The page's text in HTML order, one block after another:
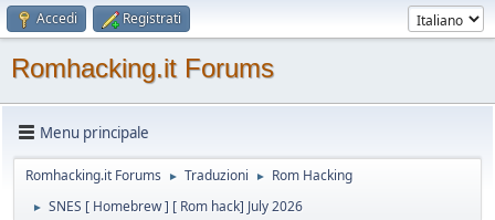
Accedi Registrati
Romhacking.it Forums
Menu principale
Romhacking.it Forums ► Traduzioni ► Rom Hacking
► SNES [ Homebrew ] [ Rom hack] July 2026